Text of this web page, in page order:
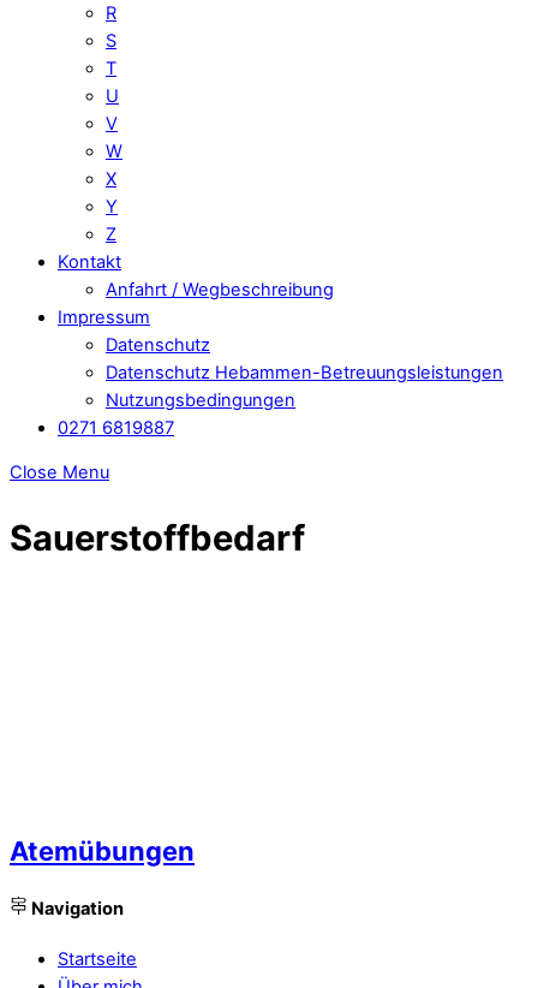
R
S
T
U
V
W
X
Y
Z
Kontakt
Anfahrt / Wegbeschreibung
Impressum
Datenschutz
Datenschutz Hebammen-Betreuungsleistungen
Nutzungsbedingungen
0271 6819887
Close Menu
Sauerstoffbedarf
Atemübungen
Navigation
Startseite